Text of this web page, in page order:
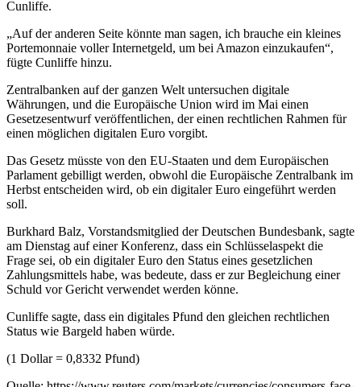
Cunliffe.
„Auf der anderen Seite könnte man sagen, ich brauche ein kleines
Portemonnaie voller Internetgeld, um bei Amazon einzukaufen“,
fügte Cunliffe hinzu.
Zentralbanken auf der ganzen Welt untersuchen digitale
Währungen, und die Europäische Union wird im Mai einen
Gesetzesentwurf veröffentlichen, der einen rechtlichen Rahmen für
einen möglichen digitalen Euro vorgibt.
Das Gesetz müsste von den EU-Staaten und dem Europäischen
Parlament gebilligt werden, obwohl die Europäische Zentralbank im
Herbst entscheiden wird, ob ein digitaler Euro eingeführt werden
soll.
Burkhard Balz, Vorstandsmitglied der Deutschen Bundesbank, sagte
am Dienstag auf einer Konferenz, dass ein Schlüsselaspekt die
Frage sei, ob ein digitaler Euro den Status eines gesetzlichen
Zahlungsmittels habe, was bedeute, dass er zur Begleichung einer
Schuld vor Gericht verwendet werden könne.
Cunliffe sagte, dass ein digitales Pfund den gleichen rechtlichen
Status wie Bargeld haben würde.
(1 Dollar = 0,8332 Pfund)